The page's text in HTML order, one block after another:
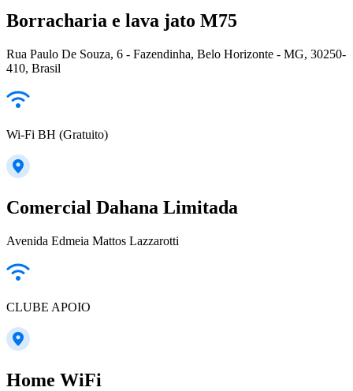
Borracharia e lava jato M75
Rua Paulo De Souza, 6 - Fazendinha, Belo Horizonte - MG, 30250-
410, Brasil
Wi-Fi BH (Gratuito)
Comercial Dahana Limitada
Avenida Edmeia Mattos Lazzarotti
CLUBE APOIO
Home WiFi